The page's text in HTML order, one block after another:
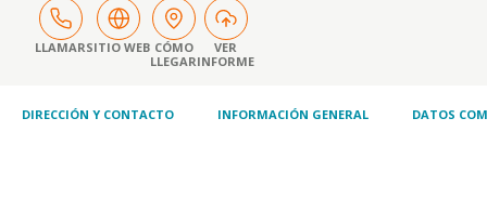
LLAMARSITIO WEB CÓMO
LLEGAR
VER
INFORME
DIRECCIÓN Y CONTACTO INFORMACIÓN GENERAL DATOS